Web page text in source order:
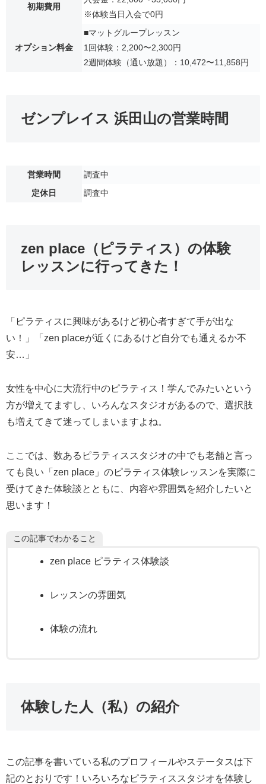
初期費用
※体験当日入会で0円
オプション料金
■マットグループレッスン
1回体験：2,200〜2,300円
2週間体験（通い放題）：10,472〜11,858円
ゼンプレイス 浜田山の営業時間
営業時間
調査中
定休日
調査中
zen place（ピラティス）の体験
レッスンに行ってきた！
「ピラティスに興味があるけど初心者すぎて手が出な
い！」「zen placeが近くにあるけど自分でも通えるか不
安…」
女性を中心に大流行中のピラティス！学んでみたいという
方が増えてますし、いろんなスタジオがあるので、選択肢
も増えてきて迷ってしまいますよね。
ここでは、数あるピラティススタジオの中でも老舗と言っ
ても良い「zen place」のピラティス体験レッスンを実際に
受けてきた体験談とともに、内容や雰囲気を紹介したいと
思います！
この記事でわかること
zen place ピラティス体験談
レッスンの雰囲気
体験の流れ
体験した人（私）の紹介
この記事を書いている私のプロフィールやステータスは下
記のとおりです！いろいろなピラティススタジオを体験し